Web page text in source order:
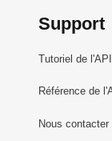
Support
Tutoriel de l'API
Référence de
Nous contacter